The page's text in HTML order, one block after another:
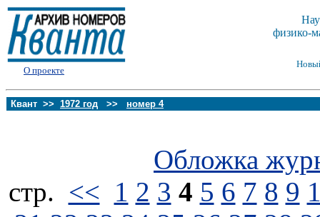
О проекте
физико-
Квант >> 1972 год >> номер 4
Обложка
стp. << 1 2 3 4 5 6 7 8 9